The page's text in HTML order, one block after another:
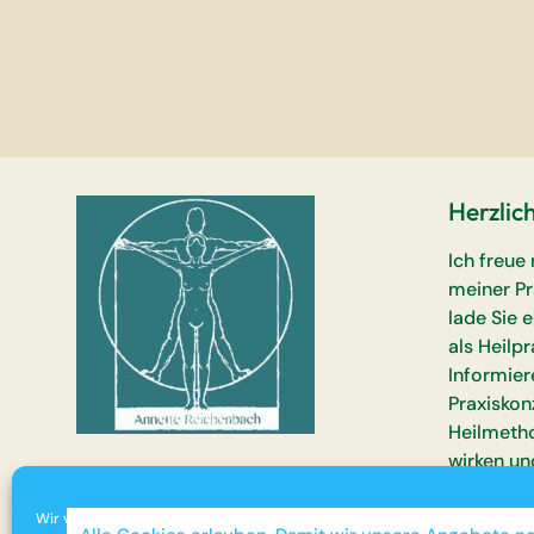
Wir verwenden Cookies, um unsere Website und
Ich freue
meiner
lade Sie
als
wirken